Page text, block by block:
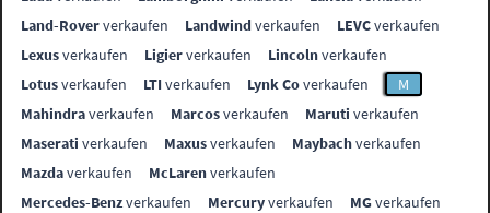
Land-Roververkaufen Landwindverkaufen LEVCverkaufen
Lexusverkaufen Ligierverkaufen Lincolnverkaufen
Lotusverkaufen LTIverkaufen Lynk Coverkaufen
M
Mahindraverkaufen Marcosverkaufen Maruti verkaufen
Maserati verkaufen Maxusverkaufen Maybachverkaufen
Mazdaverkaufen McLarenverkaufen
Mercedes-Benzverkaufen Mercuryverkaufen MGverkaufen